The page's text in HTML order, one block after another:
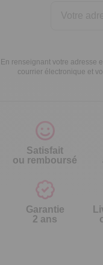
En renseignant votre adresse
courrier électronique et
Satisfait
ou remboursé
Garantie
2 ans